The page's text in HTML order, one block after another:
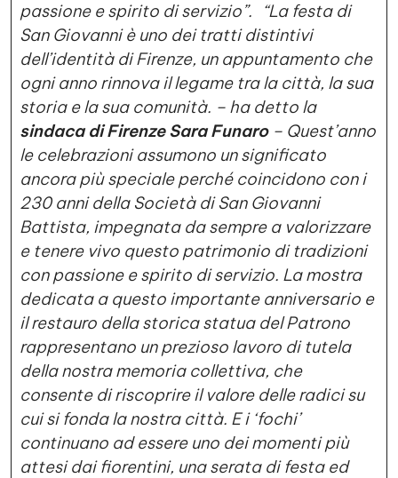
passione e spirito di servizio”.
“La festa di
San Giovanni è uno dei tratti distintivi
dell’identità di Firenze, un appuntamento che
ogni anno rinnova il legame tra la città, la sua
storia e la sua comunità. – ha detto la
sindaca di Firenze Sara Funaro– Quest’anno
le celebrazioni assumono un significato
ancora più speciale perché coincidono con i
230 anni della Società di San Giovanni
Battista, impegnata da sempre a valorizzare
e tenere vivo questo patrimonio di tradizioni
con passione e spirito di servizio. La mostra
dedicata a questo importante anniversario e
il restauro della storica statua del Patrono
rappresentano un prezioso lavoro di tutela
della nostra memoria collettiva, che
consente di riscoprire il valore delle radici su
cui si fonda la nostra città. E i ‘fochi’
continuano ad essere uno dei momenti più
attesi dai fiorentini, una serata di festa ed